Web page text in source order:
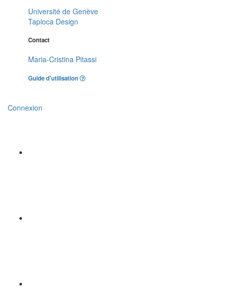
Université de Genève
Tapioca Design
Contact
Maria-Cristina Pitassi
Guide d'utilisation
Connexion